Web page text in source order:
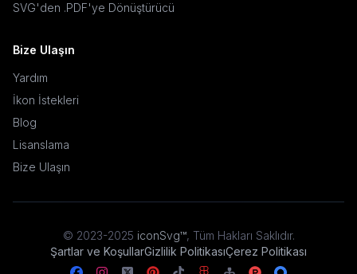
SVG'den .PDF'ye Dönüştürücü
Bize Ulaşın
Yardım
İkon İstekleri
Blog
Lisanslama
Bize Ulaşın
© 2023-2025 iconSvg™, Tüm Hakları Saklıdır.
Şartlar ve KoşullarGizlilik PolitikasıÇerez Politikası